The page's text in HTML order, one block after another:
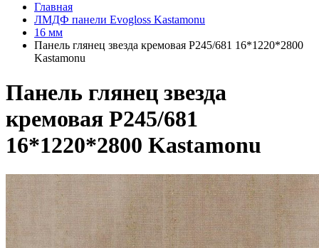
Главная
ЛМДФ панели Evogloss Kastamonu
16 мм
Панель глянец звезда кремовая Р245/681 16*1220*2800
Kastamonu
Панель глянец звезда
кремовая Р245/681
16*1220*2800 Kastamonu